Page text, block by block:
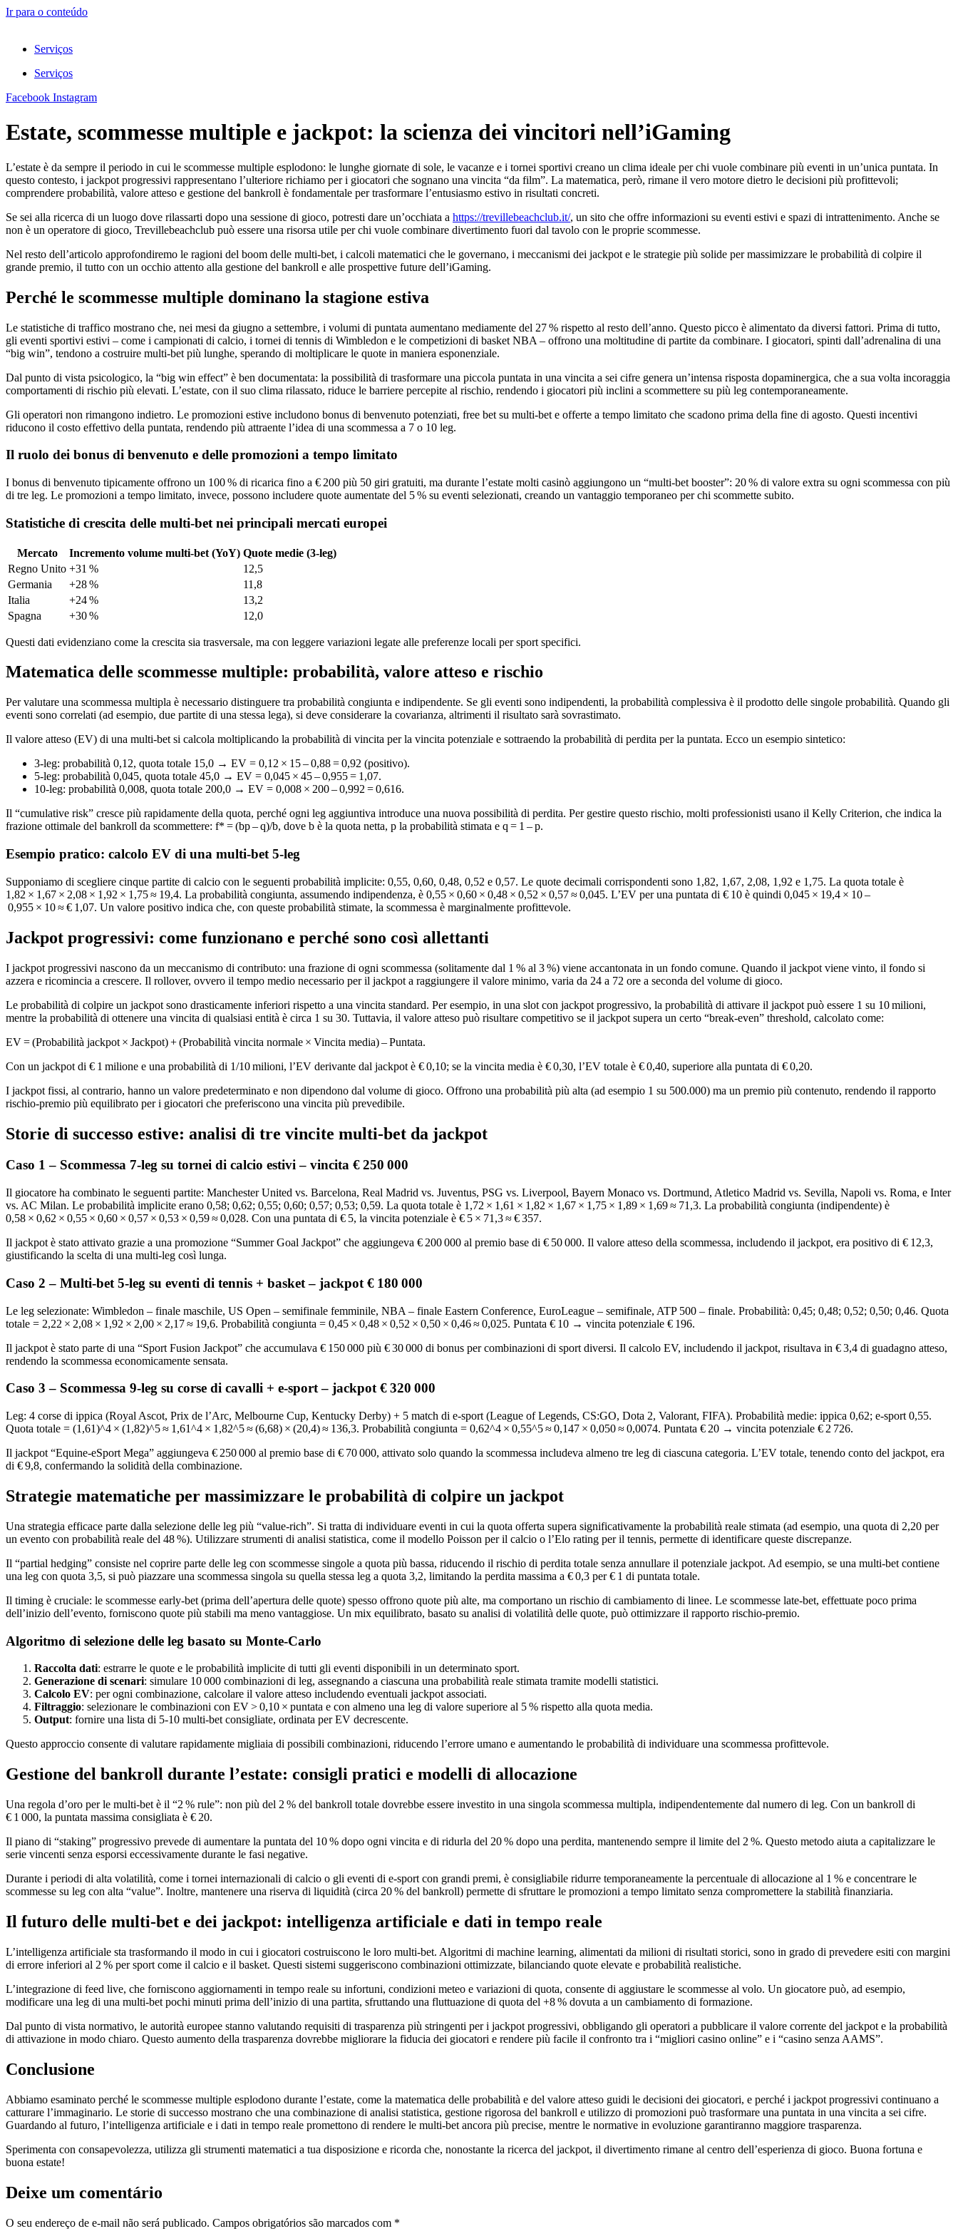
Ir para o conteúdo
Serviços
Serviços
Facebook Instagram
Estate, scommesse multiple e jackpot: la scienza dei vincitori nell’iGaming
L’estate è da sempre il periodo in cui le scommesse multiple esplodono: le lunghe giornate di sole, le vacanze e i tornei sportivi creano un clima ideale per chi vuole combinare più eventi in un’unica puntata. In
questo contesto, i jackpot progressivi rappresentano l’ulteriore richiamo per i giocatori che sognano una vincita “da film”. La matematica, però, rimane il vero motore dietro le decisioni più profittevoli;
comprendere probabilità, valore atteso e gestione del bankroll è fondamentale per trasformare l’entusiasmo estivo in risultati concreti.
Se sei alla ricerca di un luogo dove rilassarti dopo una sessione di gioco, potresti dare un’occhiata a https://trevillebeachclub.it/, un sito che offre informazioni su eventi estivi e spazi di intrattenimento. Anche se
non è un operatore di gioco, Trevillebeachclub può essere una risorsa utile per chi vuole combinare divertimento fuori dal tavolo con le proprie scommesse.
Nel resto dell’articolo approfondiremo le ragioni del boom delle multi‑bet, i calcoli matematici che le governano, i meccanismi dei jackpot e le strategie più solide per massimizzare le probabilità di colpire il
grande premio, il tutto con un occhio attento alla gestione del bankroll e alle prospettive future dell’iGaming.
Perché le scommesse multiple dominano la stagione estiva
Le statistiche di traffico mostrano che, nei mesi da giugno a settembre, i volumi di puntata aumentano mediamente del 27 % rispetto al resto dell’anno. Questo picco è alimentato da diversi fattori. Prima di tutto,
gli eventi sportivi estivi – come i campionati di calcio, i tornei di tennis di Wimbledon e le competizioni di basket NBA – offrono una moltitudine di partite da combinare. I giocatori, spinti dall’adrenalina di una
“big win”, tendono a costruire multi‑bet più lunghe, sperando di moltiplicare le quote in maniera esponenziale.
Dal punto di vista psicologico, la “big win effect” è ben documentata: la possibilità di trasformare una piccola puntata in una vincita a sei cifre genera un’intensa risposta dopaminergica, che a sua volta incoraggia
comportamenti di rischio più elevati. L’estate, con il suo clima rilassato, riduce le barriere percepite al rischio, rendendo i giocatori più inclini a scommettere su più leg contemporaneamente.
Gli operatori non rimangono indietro. Le promozioni estive includono bonus di benvenuto potenziati, free bet su multi‑bet e offerte a tempo limitato che scadono prima della fine di agosto. Questi incentivi
riducono il costo effettivo della puntata, rendendo più attraente l’idea di una scommessa a 7 o 10 leg.
Il ruolo dei bonus di benvenuto e delle promozioni a tempo limitato
I bonus di benvenuto tipicamente offrono un 100 % di ricarica fino a € 200 più 50 giri gratuiti, ma durante l’estate molti casinò aggiungono un “multi‑bet booster”: 20 % di valore extra su ogni scommessa con più
di tre leg. Le promozioni a tempo limitato, invece, possono includere quote aumentate del 5 % su eventi selezionati, creando un vantaggio temporaneo per chi scommette subito.
Statistiche di crescita delle multi‑bet nei principali mercati europei
Mercato Incremento volume multi‑bet (YoY) Quote medie (3‑leg)
Regno Unito +31 %
12,5
Germania
+28 %
11,8
Italia
+24 %
13,2
Spagna
+30 % 12,0
Questi dati evidenziano come la crescita sia trasversale, ma con leggere variazioni legate alle preferenze locali per sport specifici.
Matematica delle scommesse multiple: probabilità, valore atteso e rischio
Per valutare una scommessa multipla è necessario distinguere tra probabilità congiunta e indipendente. Se gli eventi sono indipendenti, la probabilità complessiva è il prodotto delle singole probabilità. Quando gli
eventi sono correlati (ad esempio, due partite di una stessa lega), si deve considerare la covarianza, altrimenti il risultato sarà sovrastimato.
Il valore atteso (EV) di una multi‑bet si calcola moltiplicando la probabilità di vincita per la vincita potenziale e sottraendo la probabilità di perdita per la puntata. Ecco un esempio sintetico:
3‑leg: probabilità 0,12, quota totale 15,0 → EV = 0,12 × 15 – 0,88 = 0,92 (positivo).
5‑leg: probabilità 0,045, quota totale 45,0 → EV = 0,045 × 45 – 0,955 = 1,07.
10‑leg: probabilità 0,008, quota totale 200,0 → EV = 0,008 × 200 – 0,992 = 0,616.
Il “cumulative risk” cresce più rapidamente della quota, perché ogni leg aggiuntiva introduce una nuova possibilità di perdita. Per gestire questo rischio, molti professionisti usano il Kelly Criterion, che indica la
frazione ottimale del bankroll da scommettere: f* = (bp – q)/b, dove b è la quota netta, p la probabilità stimata e q = 1 – p.
Esempio pratico: calcolo EV di una multi‑bet 5‑leg
Supponiamo di scegliere cinque partite di calcio con le seguenti probabilità implicite: 0,55, 0,60, 0,48, 0,52 e 0,57. Le quote decimali corrispondenti sono 1,82, 1,67, 2,08, 1,92 e 1,75. La quota totale è
1,82 × 1,67 × 2,08 × 1,92 × 1,75 ≈ 19,4. La probabilità congiunta, assumendo indipendenza, è 0,55 × 0,60 × 0,48 × 0,52 × 0,57 ≈ 0,045. L’EV per una puntata di € 10 è quindi 0,045 × 19,4 × 10 –
0,955 × 10 ≈ € 1,07. Un valore positivo indica che, con queste probabilità stimate, la scommessa è marginalmente profittevole.
Jackpot progressivi: come funzionano e perché sono così allettanti
I jackpot progressivi nascono da un meccanismo di contributo: una frazione di ogni scommessa (solitamente dal 1 % al 3 %) viene accantonata in un fondo comune. Quando il jackpot viene vinto, il fondo si
azzera e ricomincia a crescere. Il rollover, ovvero il tempo medio necessario per il jackpot a raggiungere il valore minimo, varia da 24 a 72 ore a seconda del volume di gioco.
Le probabilità di colpire un jackpot sono drasticamente inferiori rispetto a una vincita standard. Per esempio, in una slot con jackpot progressivo, la probabilità di attivare il jackpot può essere 1 su 10 milioni,
mentre la probabilità di ottenere una vincita di qualsiasi entità è circa 1 su 30. Tuttavia, il valore atteso può risultare competitivo se il jackpot supera un certo “break‑even” threshold, calcolato come:
EV = (Probabilità jackpot × Jackpot) + (Probabilità vincita normale × Vincita media) – Puntata.
Con un jackpot di € 1 milione e una probabilità di 1/10 milioni, l’EV derivante dal jackpot è € 0,10; se la vincita media è € 0,30, l’EV totale è € 0,40, superiore alla puntata di € 0,20.
I jackpot fissi, al contrario, hanno un valore predeterminato e non dipendono dal volume di gioco. Offrono una probabilità più alta (ad esempio 1 su 500.000) ma un premio più contenuto, rendendo il rapporto
rischio‑premio più equilibrato per i giocatori che preferiscono una vincita più prevedibile.
Storie di successo estive: analisi di tre vincite multi‑bet da jackpot
Caso 1 – Scommessa 7‑leg su tornei di calcio estivi – vincita € 250 000
Il giocatore ha combinato le seguenti partite: Manchester United vs. Barcelona, Real Madrid vs. Juventus, PSG vs. Liverpool, Bayern Monaco vs. Dortmund, Atletico Madrid vs. Sevilla, Napoli vs. Roma, e Inter
vs. AC Milan. Le probabilità implicite erano 0,58; 0,62; 0,55; 0,60; 0,57; 0,53; 0,59. La quota totale è 1,72 × 1,61 × 1,82 × 1,67 × 1,75 × 1,89 × 1,69 ≈ 71,3. La probabilità congiunta (indipendente) è
0,58 × 0,62 × 0,55 × 0,60 × 0,57 × 0,53 × 0,59 ≈ 0,028. Con una puntata di € 5, la vincita potenziale è € 5 × 71,3 ≈ € 357.
Il jackpot è stato attivato grazie a una promozione “Summer Goal Jackpot” che aggiungeva € 200 000 al premio base di € 50 000. Il valore atteso della scommessa, includendo il jackpot, era positivo di € 12,3,
giustificando la scelta di una multi‑leg così lunga.
Caso 2 – Multi‑bet 5‑leg su eventi di tennis + basket – jackpot € 180 000
Le leg selezionate: Wimbledon – finale maschile, US Open – semifinale femminile, NBA – finale Eastern Conference, EuroLeague – semifinale, ATP 500 – finale. Probabilità: 0,45; 0,48; 0,52; 0,50; 0,46. Quota
totale = 2,22 × 2,08 × 1,92 × 2,00 × 2,17 ≈ 19,6. Probabilità congiunta = 0,45 × 0,48 × 0,52 × 0,50 × 0,46 ≈ 0,025. Puntata € 10 → vincita potenziale € 196.
Il jackpot è stato parte di una “Sport Fusion Jackpot” che accumulava € 150 000 più € 30 000 di bonus per combinazioni di sport diversi. Il calcolo EV, includendo il jackpot, risultava in € 3,4 di guadagno atteso,
rendendo la scommessa economicamente sensata.
Caso 3 – Scommessa 9‑leg su corse di cavalli + e‑sport – jackpot € 320 000
Leg: 4 corse di ippica (Royal Ascot, Prix de l’Arc, Melbourne Cup, Kentucky Derby) + 5 match di e‑sport (League of Legends, CS:GO, Dota 2, Valorant, FIFA). Probabilità medie: ippica 0,62; e‑sport 0,55.
Quota totale = (1,61)^4 × (1,82)^5 ≈ 1,61^4 × 1,82^5 ≈ (6,68) × (20,4) ≈ 136,3. Probabilità congiunta = 0,62^4 × 0,55^5 ≈ 0,147 × 0,050 ≈ 0,0074. Puntata € 20 → vincita potenziale € 2 726.
Il jackpot “Equine‑eSport Mega” aggiungeva € 250 000 al premio base di € 70 000, attivato solo quando la scommessa includeva almeno tre leg di ciascuna categoria. L’EV totale, tenendo conto del jackpot, era
di € 9,8, confermando la solidità della combinazione.
Strategie matematiche per massimizzare le probabilità di colpire un jackpot
Una strategia efficace parte dalla selezione delle leg più “value‑rich”. Si tratta di individuare eventi in cui la quota offerta supera significativamente la probabilità reale stimata (ad esempio, una quota di 2,20 per
un evento con probabilità reale del 48 %). Utilizzare strumenti di analisi statistica, come il modello Poisson per il calcio o l’Elo rating per il tennis, permette di identificare queste discrepanze.
Il “partial hedging” consiste nel coprire parte delle leg con scommesse singole a quota più bassa, riducendo il rischio di perdita totale senza annullare il potenziale jackpot. Ad esempio, se una multi‑bet contiene
una leg con quota 3,5, si può piazzare una scommessa singola su quella stessa leg a quota 3,2, limitando la perdita massima a € 0,3 per € 1 di puntata totale.
Il timing è cruciale: le scommesse early‑bet (prima dell’apertura delle quote) spesso offrono quote più alte, ma comportano un rischio di cambiamento di linee. Le scommesse late‑bet, effettuate poco prima
dell’inizio dell’evento, forniscono quote più stabili ma meno vantaggiose. Un mix equilibrato, basato su analisi di volatilità delle quote, può ottimizzare il rapporto rischio‑premio.
Algoritmo di selezione delle leg basato su Monte‑Carlo
Raccolta dati: estrarre le quote e le probabilità implicite di tutti gli eventi disponibili in un determinato sport.
Generazione di scenari: simulare 10 000 combinazioni di leg, assegnando a ciascuna una probabilità reale stimata tramite modelli statistici.
Calcolo EV: per ogni combinazione, calcolare il valore atteso includendo eventuali jackpot associati.
Filtraggio: selezionare le combinazioni con EV > 0,10 × puntata e con almeno una leg di valore superiore al 5 % rispetto alla quota media.
Output: fornire una lista di 5‑10 multi‑bet consigliate, ordinata per EV decrescente.
Questo approccio consente di valutare rapidamente migliaia di possibili combinazioni, riducendo l’errore umano e aumentando le probabilità di individuare una scommessa profittevole.
Gestione del bankroll durante l’estate: consigli pratici e modelli di allocazione
Una regola d’oro per le multi‑bet è il “2 % rule”: non più del 2 % del bankroll totale dovrebbe essere investito in una singola scommessa multipla, indipendentemente dal numero di leg. Con un bankroll di
€ 1 000, la puntata massima consigliata è € 20.
Il piano di “staking” progressivo prevede di aumentare la puntata del 10 % dopo ogni vincita e di ridurla del 20 % dopo una perdita, mantenendo sempre il limite del 2 %. Questo metodo aiuta a capitalizzare le
serie vincenti senza esporsi eccessivamente durante le fasi negative.
Durante i periodi di alta volatilità, come i tornei internazionali di calcio o gli eventi di e‑sport con grandi premi, è consigliabile ridurre temporaneamente la percentuale di allocazione al 1 % e concentrare le
scommesse su leg con alta “value”. Inoltre, mantenere una riserva di liquidità (circa 20 % del bankroll) permette di sfruttare le promozioni a tempo limitato senza compromettere la stabilità finanziaria.
Il futuro delle multi‑bet e dei jackpot: intelligenza artificiale e dati in tempo reale
L’intelligenza artificiale sta trasformando il modo in cui i giocatori costruiscono le loro multi‑bet. Algoritmi di machine learning, alimentati da milioni di risultati storici, sono in grado di prevedere esiti con margini
di errore inferiori al 2 % per sport come il calcio e il basket. Questi sistemi suggeriscono combinazioni ottimizzate, bilanciando quote elevate e probabilità realistiche.
L’integrazione di feed live, che forniscono aggiornamenti in tempo reale su infortuni, condizioni meteo e variazioni di quota, consente di aggiustare le scommesse al volo. Un giocatore può, ad esempio,
modificare una leg di una multi‑bet pochi minuti prima dell’inizio di una partita, sfruttando una fluttuazione di quota del +8 % dovuta a un cambiamento di formazione.
Dal punto di vista normativo, le autorità europee stanno valutando requisiti di trasparenza più stringenti per i jackpot progressivi, obbligando gli operatori a pubblicare il valore corrente del jackpot e la probabilità
di attivazione in modo chiaro. Questo aumento della trasparenza dovrebbe migliorare la fiducia dei giocatori e rendere più facile il confronto tra i “migliori casino online” e i “casino senza AAMS”.
Conclusione
Abbiamo esaminato perché le scommesse multiple esplodono durante l’estate, come la matematica delle probabilità e del valore atteso guidi le decisioni dei giocatori, e perché i jackpot progressivi continuano a
catturare l’immaginario. Le storie di successo mostrano che una combinazione di analisi statistica, gestione rigorosa del bankroll e utilizzo di promozioni può trasformare una puntata in una vincita a sei cifre.
Guardando al futuro, l’intelligenza artificiale e i dati in tempo reale promettono di rendere le multi‑bet ancora più precise, mentre le normative in evoluzione garantiranno maggiore trasparenza.
Sperimenta con consapevolezza, utilizza gli strumenti matematici a tua disposizione e ricorda che, nonostante la ricerca del jackpot, il divertimento rimane al centro dell’esperienza di gioco. Buona fortuna e
buona estate!
Deixe um comentário
O seu endereço de e-mail não será publicado. Campos obrigatórios são marcados com *